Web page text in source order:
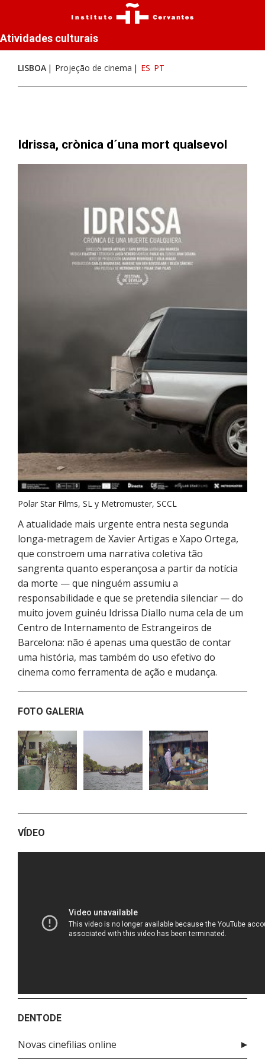
Atividades culturais
LISBOA Projeção de cinema ES PT
Idrissa, crònica d´una mort qualsevol
Polar Star Films, SL y Metromuster, SCCL
A atualidade mais urgente entra nesta segunda
longa-metragem de Xavier Artigas e Xapo Ortega,
que constroem uma narrativa coletiva tão
sangrenta quanto esperançosa a partir da notícia
da morte — que ninguém assumiu a
responsabilidade e que se pretendia silenciar — do
muito jovem guinéu Idrissa Diallo numa cela de um
Centro de Internamento de Estrangeiros de
Barcelona: não é apenas uma questão de contar
uma história, mas também do uso efetivo do
cinema como ferramenta de ação e mudança.
FOTO GALERIA
VÍDEO
DENTODE
Novas cinefilias online